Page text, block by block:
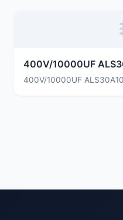
400V/10000UF
400V/10000UF